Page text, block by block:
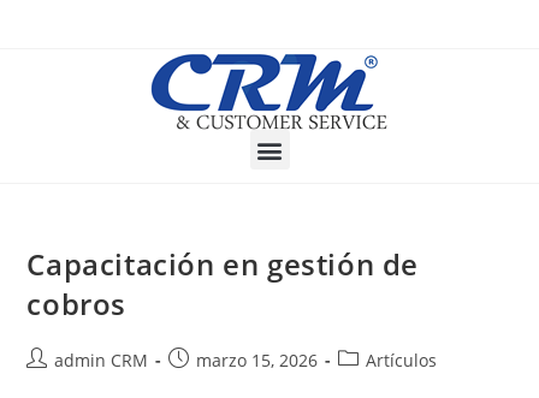
Capacitación en gestión de
cobros
admin CRM marzo 15, 2026 Artículos